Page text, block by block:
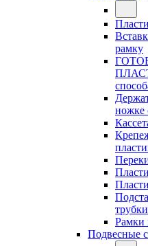
рамку
ножке
Подвесные